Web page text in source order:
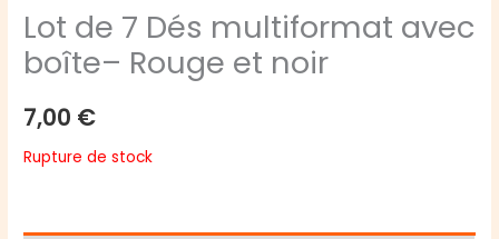
Lot de 7 Dés multiformat avec
boîte– Rouge et noir
7,00 €
Rupture de stock